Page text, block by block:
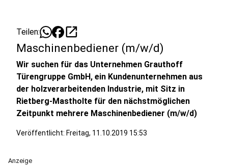
Teilen: open_in_new
Maschinenbediener (m/w/d)
Wir suchen für das Unternehmen Grauthoff
Türengruppe GmbH, ein Kundenunternehmen aus
der holzverarbeitenden Industrie, mit Sitz in
Rietberg-Mastholte für den nächstmöglichen
Zeitpunkt mehrere Maschinenbediener (m/w/d)
Veröffentlicht: Freitag, 11.10.2019 15:53
Anzeige